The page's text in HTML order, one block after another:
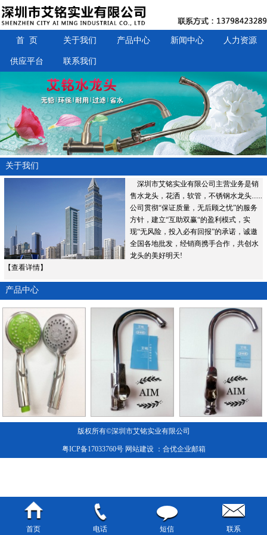
首 页 关于我们 产品中心 新闻中心 人力资源
供应平台 联系我们
关于我们
深圳市艾铭实业有限公司主营业务是销
售水龙头，花洒，软管，不锈钢水龙头......
公司贯彻“保证质量，无后顾之忧”的服务
方针，建立“互助双赢“的盈利模式，实
现“无风险，投入必有回报”的承诺，诚邀
全国各地批发，经销商携手合作，共创水
龙头的美好明天!
【查看详情】
产品中心
版权所有©深圳市艾铭实业有限公司
粤ICP备17033760号 网站建设：合优企业邮箱
首页 电话 短信 联系